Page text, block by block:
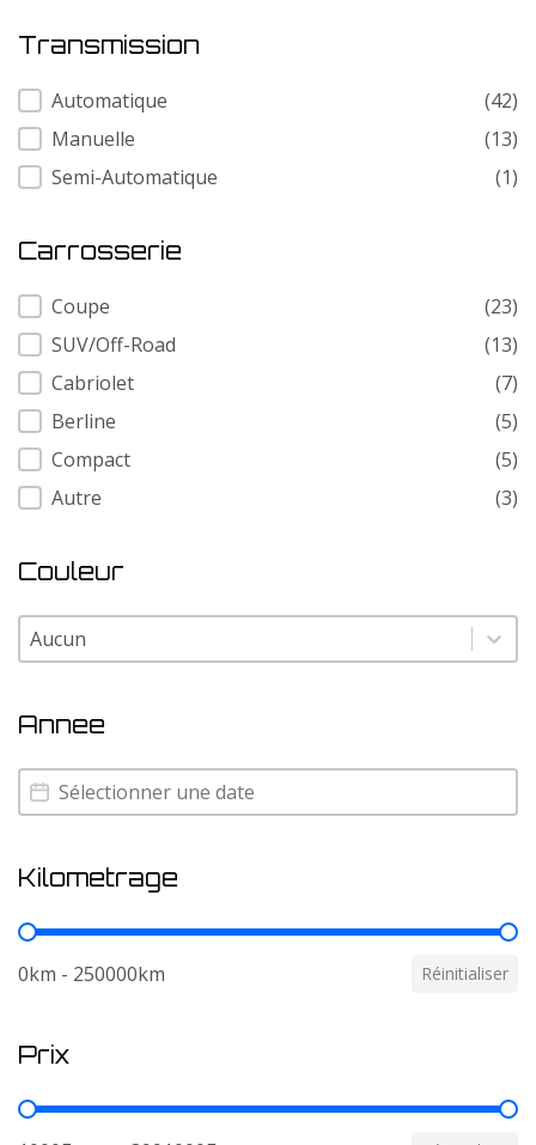
Transmission
Transmission
Automatique
(42)
Manuelle
(13)
Semi-Automatique
(1)
Carrosserie
Carrosserie
Coupe
(23)
SUV/Off-Road
(13)
Cabriolet
(7)
Berline
(5)
Compact
(5)
Autre
(3)
Couleur
Couleur
Couleur
Annee
Annee
Annee
Kilometrage
Kilometrage
0km - 250000km Réinitialiser
Prix
Prix